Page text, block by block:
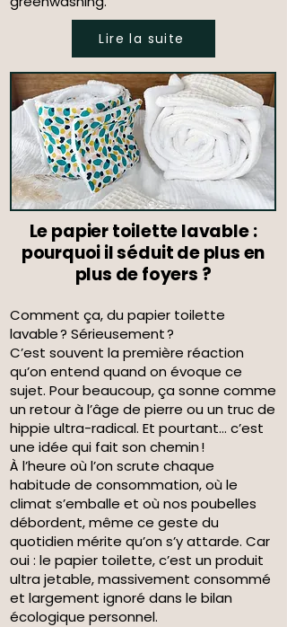
Lire la suite
Le papier toilette lavable :
pourquoi il séduit de plus en
plus de foyers ?
Comment ça, du papier toilette
lavable ? Sérieusement ?
C’est souvent la première réaction
qu’on entend quand on évoque ce
sujet. Pour beaucoup, ça sonne comme
un retour à l’âge de pierre ou un truc de
hippie ultra-radical. Et pourtant… c’est
une idée qui fait son chemin !
À l’heure où l’on scrute chaque
habitude de consommation, où le
climat s’emballe et où nos poubelles
débordent, même ce geste du
quotidien mérite qu’on s’y attarde. Car
oui : le papier toilette, c’est un produit
ultra jetable, massivement consommé
et largement ignoré dans le bilan
écologique personnel.